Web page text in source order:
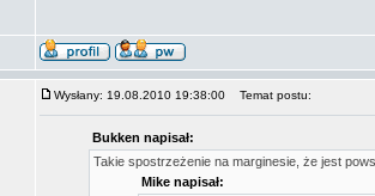
Wysłany: 19.08.2010 19:38:00 Temat postu:
Bukken napisał:
Takie spostrzeżenie na marginesie, że jest
Mike napisał: